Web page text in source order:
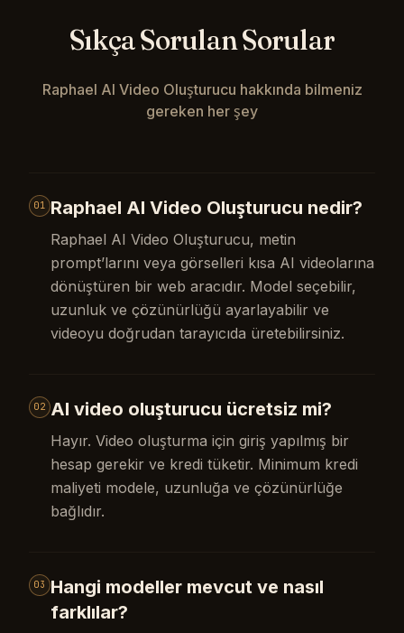
Sıkça Sorulan Sorular
Raphael AI Video Oluşturucu hakkında bilmeniz
gereken her şey
01 Raphael AI Video Oluşturucu nedir?
Raphael AI Video Oluşturucu, metin
prompt’larını veya görselleri kısa AI videolarına
dönüştüren bir web aracıdır. Model seçebilir,
uzunluk ve çözünürlüğü ayarlayabilir ve
videoyu doğrudan tarayıcıda üretebilirsiniz.
02 AI video oluşturucu ücretsiz mi?
Hayır. Video oluşturma için giriş yapılmış bir
hesap gerekir ve kredi tüketir. Minimum kredi
maliyeti modele, uzunluğa ve çözünürlüğe
bağlıdır.
03
Hangi modeller mevcut ve nasıl
farklılar?